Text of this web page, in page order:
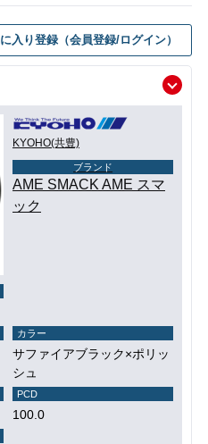
入り登録（会員登録/ログイン）
KYOHO(共豊)
ブランド
AME SMACK AME スマ
ック
カラー
サファイアブラック×ポリッ
シュ
PCD
100.0